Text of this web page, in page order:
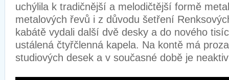
uchýlila k tradičnější a melodičtější formě
metalových řevů i z důvodu šetření
kabátě vydali další dvě desky a do nového
ustálená čtyřčlenná kapela. Na kontě má
studiových desek a v současné době je